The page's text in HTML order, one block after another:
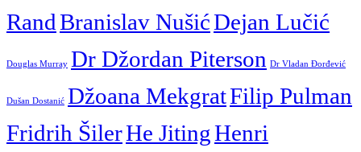
RandBranislav NušićDejan Lučić
Douglas Murray Dr Džordan Piterson Dr Vladan Đorđević
Dušan Dostanić Džoana MekgratFilip Pulman
Fridrih ŠilerHe JitingHenri